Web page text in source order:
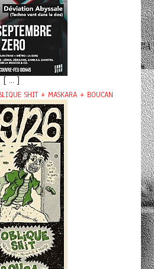
... ]
SHIT + MASKARA + BOUCAN